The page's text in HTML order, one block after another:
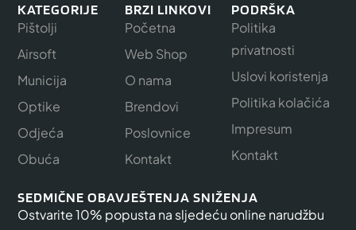
KATEGORIJE
Pištolji
Airsoft
Municija
Optike
Odjeća
Obuća
BRZI LINKOVI
Početna
Web Shop
O nama
Brendovi
Poslovnice
Kontakt
PODRŠKA
Politika
privatnosti
Uslovi koristenja
Politika kolačića
Impresum
Kontakt
SEDMIČNE OBAVJEŠTENJA SNIŽENJA
Ostvarite 10% popusta na sljedeću online narudžbu